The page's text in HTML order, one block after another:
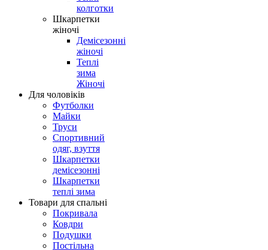
колготки
Шкарпетки
жіночі
Демісезонні
жіночі
Теплі
зима
Жіночі
Для чоловіків
Футболки
Майки
Труси
Спортивний
одяг, взуття
Шкарпетки
демісезонні
Шкарпетки
теплі зима
Товари для спальні
Покривала
Ковдри
Подушки
Постільна